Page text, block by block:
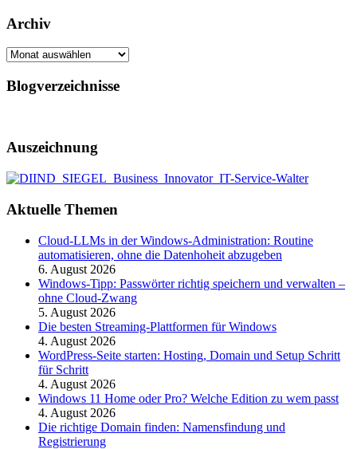
Archiv
Archiv
Blogverzeichnisse
Auszeichnung
Aktuelle Themen
Cloud-LLMs in der Windows-Administration: Routine
automatisieren, ohne die Datenhoheit abzugeben
6. August 2026
Windows-Tipp: Passwörter richtig speichern und verwalten –
ohne Cloud-Zwang
5. August 2026
Die besten Streaming-Plattformen für Windows
4. August 2026
WordPress-Seite starten: Hosting, Domain und Setup Schritt
für Schritt
4. August 2026
Windows 11 Home oder Pro? Welche Edition zu wem passt
4. August 2026
Die richtige Domain finden: Namensfindung und
Registrierung